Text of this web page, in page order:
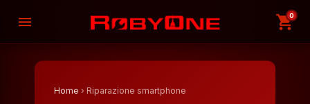
menu shopping_cart
0
Home › Riparazione smartphone